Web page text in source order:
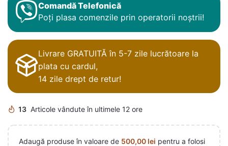
Comandă Telefonică
Poți plasa comenzile prin operatorii noștrii!
Livrare GRATUITĂ în 5-7 zile lucrătoare la
plata cu cardul,
14 zile drept de retur!
13 Articole vândute în ultimele 12 ore
Adaugă produse în valoare de 500,00 lei pentru a folosi